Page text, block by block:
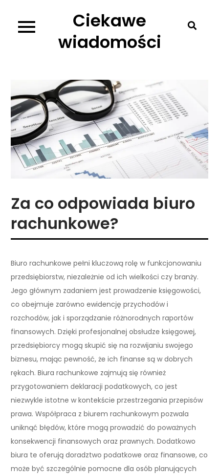
content
Ciekawe
wiadomości
Za co odpowiada biuro
rachunkowe?
Biuro rachunkowe pełni kluczową rolę w funkcjonowaniu
przedsiębiorstw, niezależnie od ich wielkości czy branży.
Jego głównym zadaniem jest prowadzenie księgowości,
co obejmuje zarówno ewidencję przychodów i
rozchodów, jak i sporządzanie różnorodnych raportów
finansowych. Dzięki profesjonalnej obsłudze księgowej,
przedsiębiorcy mogą skupić się na rozwijaniu swojego
biznesu, mając pewność, że ich finanse są w dobrych
rękach. Biura rachunkowe zajmują się również
przygotowaniem deklaracji podatkowych, co jest
niezwykle istotne w kontekście przestrzegania przepisów
prawa. Współpraca z biurem rachunkowym pozwala
uniknąć błędów, które mogą prowadzić do poważnych
konsekwencji finansowych oraz prawnych. Dodatkowo
biura te oferują doradztwo podatkowe oraz finansowe, co
może być szczególnie pomocne dla osób planujących